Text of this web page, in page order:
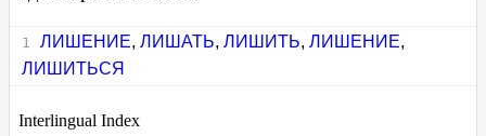
ЛИШЕНИЕ, ЛИШАТЬ, ЛИШИТЬ, ЛИШЕНИЕ,
ЛИШИТЬСЯ
Interlingual Index